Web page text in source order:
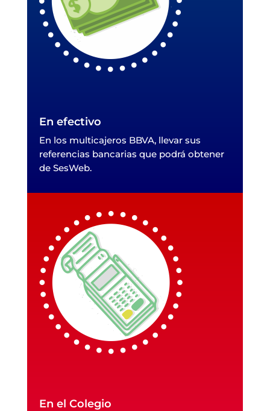
En efectivo
En los multicajeros BBVA, llevar sus
referencias bancarias que podrá obtener
de SesWeb.
En el Colegio